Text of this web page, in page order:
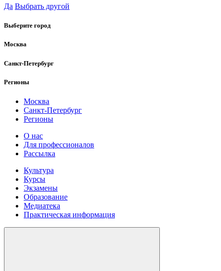
Да Выбрать другой
Выберите город
Москва
Санкт-Петербург
Регионы
Москва
Санкт-Петербург
Регионы
О нас
Для профессионалов
Рассылка
Культура
Курсы
Экзамены
Образование
Медиатека
Практическая информация